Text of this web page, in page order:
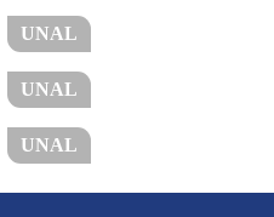
UNAL
UNAL
UNAL